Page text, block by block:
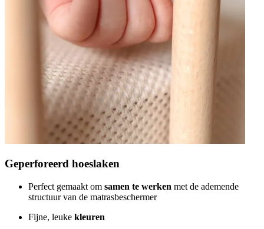
Geperforeerd hoeslaken
Perfect gemaakt om samen te werken met de ademende
structuur van de matrasbeschermer
Fijne, leuke kleuren